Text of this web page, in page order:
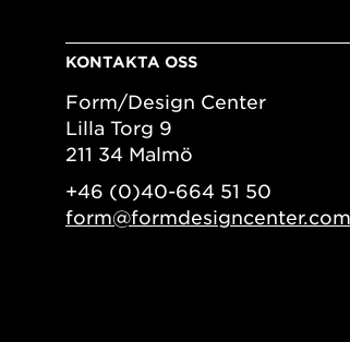
KONTAKTA OSS
Form/Design Center
Lilla Torg 9
211 34 Malmö
+46 (0)40-664 51 50
form@formdesigncenter.com